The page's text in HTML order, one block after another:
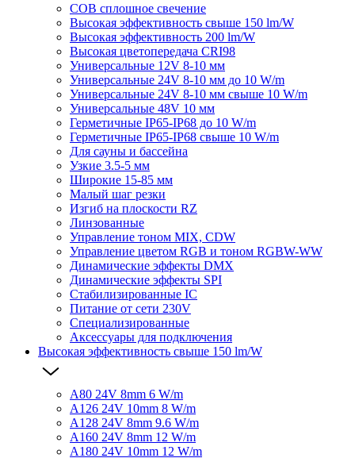
COB сплошное свечение
Высокая эффективность свыше 150 lm/W
Высокая эффективность 200 lm/W
Высокая цветопередача CRI98
Универсальные 12V 8-10 мм
Универсальные 24V 8-10 мм до 10 W/m
Универсальные 24V 8-10 мм свыше 10 W/m
Универсальные 48V 10 мм
Герметичные IP65-IP68 до 10 W/m
Герметичные IP65-IP68 свыше 10 W/m
Для сауны и бассейна
Узкие 3.5-5 мм
Широкие 15-85 мм
Малый шаг резки
Изгиб на плоскости RZ
Линзованные
Управление тоном MIX, CDW
Управление цветом RGB и тоном RGBW-WW
Динамические эффекты DMX
Динамические эффекты SPI
Стабилизированные IC
Питание от сети 230V
Специализированные
Аксессуары для подключения
Высокая эффективность свыше 150 lm/W
A80 24V 8mm 6 W/m
A126 24V 10mm 8 W/m
A128 24V 8mm 9.6 W/m
A160 24V 8mm 12 W/m
A180 24V 10mm 12 W/m